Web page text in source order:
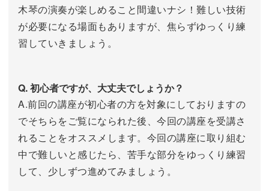
木琴の演奏が楽しめること間違いナシ！難しい技術
が必要になる場面もありますが、焦らずゆっくり練
習していきましょう。
Q. 初心者ですが、大丈夫でしょうか？
A.前回の講座が初心者の方を対象にしておりますの
でそちらをご覧になられた後、今回の講座を受講さ
れることをオススメします。今回の講座に取り組む
中で難しいと感じたら、苦手な部分をゆっくり練習
して、少しずつ進めてみましょう。